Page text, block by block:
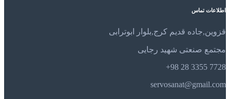
اطلاعات تماس
قزوین,جاده قدیم کرج,بلوار ابوترابی
مجتمع صنعتی شهید رجایی
7728 3355 28 98+
servosanat@gmail.com